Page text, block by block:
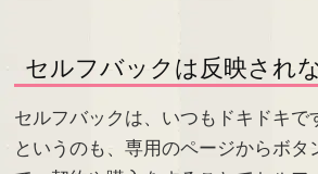
セルフバックは反映され
セルフバックは、いつもドキドキで
というのも、専用のページからボタ